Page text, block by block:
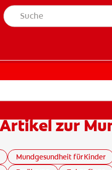
zur
Mundgesundheit für Kinder